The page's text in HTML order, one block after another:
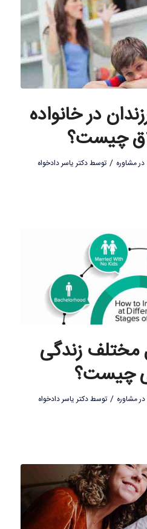
در خانواده
چیست؟
درمشاوره / توسطدکتر یاسر دادخواه
زندگی
چیست؟
درمشاوره / توسطدکتر یاسر دادخواه